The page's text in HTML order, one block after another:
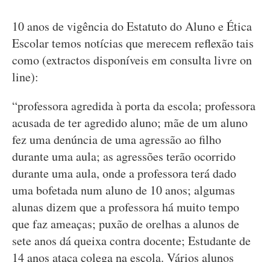
10 anos de vigência do Estatuto do Aluno e Ética
Escolar temos notícias que merecem reflexão tais
como (extractos disponíveis em consulta livre on
line):
“professora agredida à porta da escola; professora
acusada de ter agredido aluno; mãe de um aluno
fez uma denúncia de uma agressão ao filho
durante uma aula; as agressões terão ocorrido
durante uma aula, onde a professora terá dado
uma bofetada num aluno de 10 anos; algumas
alunas dizem que a professora há muito tempo
que faz ameaças; puxão de orelhas a alunos de
sete anos dá queixa contra docente; Estudante de
14 anos ataca colega na escola. Vários alunos